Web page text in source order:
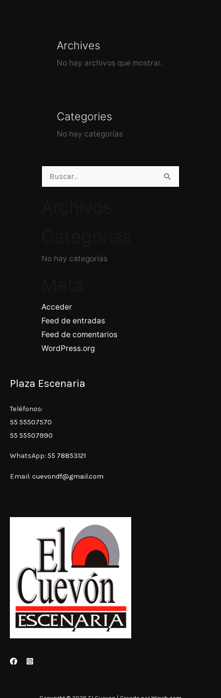
Archives
No hay archivos que mostrar.
Categories
No hay categorías
Buscar
No hay categorías
Acceder
Feed de entradas
Feed de comentarios
WordPress.org
Plaza Escenaria
Teléfonos:
55 55507570
55 55507990
WhatsApp: 55 78853121
Email: cuevondf@gmail.com